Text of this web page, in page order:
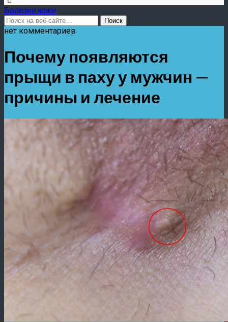
Болезни кожи
нет комментариев
Почему появляются
прыщи в паху у мужчин —
причины и лечение